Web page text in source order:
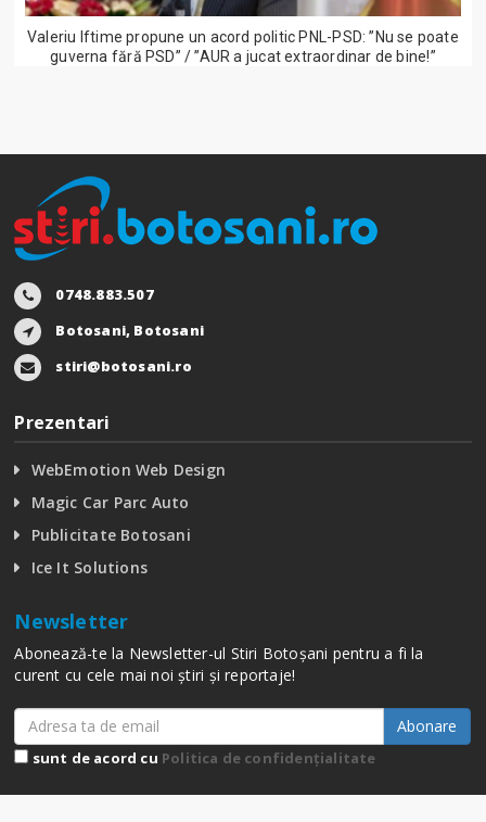
Valeriu Iftime propune un acord politic PNL-PSD: ”Nu se poate
guverna fără PSD” / ”AUR a jucat extraordinar de bine!”
0748.883.507
Botosani, Botosani
stiri@botosani.ro
Prezentari
WebEmotion Web Design
Magic Car Parc Auto
Publicitate Botosani
Ice It Solutions
Newsletter
Abonează-te la Newsletter-ul Stiri Botoșani pentru a fi la
curent cu cele mai noi știri și reportaje!
Abonare
sunt de acord cu Politica de confidențialitate